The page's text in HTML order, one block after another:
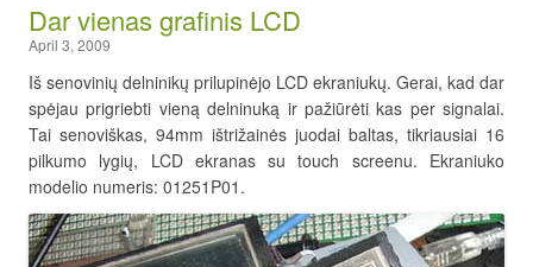
Dar vienas grafinis LCD
April 3, 2009
Iš senovinių delninikų prilupinėjo LCD ekraniukų. Gerai, kad dar
spėjau prigriebti vieną delninuką ir pažiūrėti kas per signalai.
Tai senoviškas, 94mm ištrižainės juodai baltas, tikriausiai 16
pilkumo lygių, LCD ekranas su touch screenu. Ekraniuko
modelio numeris: 01251P01.